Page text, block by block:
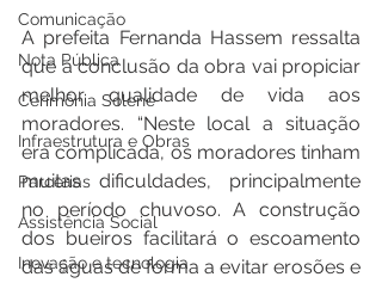
Comunicação
Nota Pública
Cerimônia Solene
Infraestrutura e Obras
Parcerias
Assistência Social
Inovação e tecnologia
A prefeita Fernanda Hassem ressalta
que a conclusão da obra vai propiciar
melhor qualidade de vida aos
moradores. “Neste local a situação
era complicada, os moradores tinham
muitas dificuldades, principalmente
no período chuvoso. A construção
dos bueiros facilitará o escoamento
das águas de forma a evitar erosões e